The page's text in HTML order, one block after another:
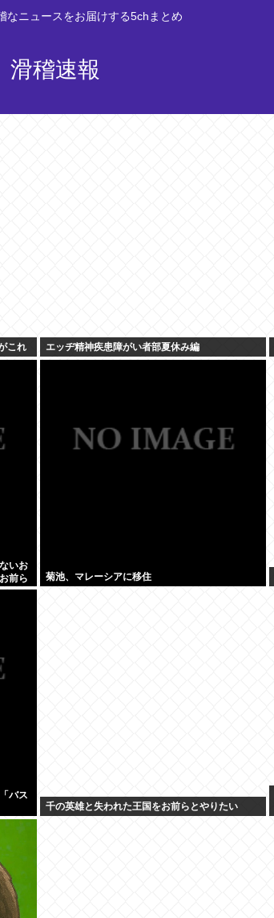
なニュースをお届けする5chまとめ
滑稽速報
これ エッヂ精神疾患障がい者部夏休み編
いお
前ら
菊池、マレーシアに移住
バス
千の英雄と失われた王国をお前らとやりたい